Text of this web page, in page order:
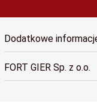
Dodatkowe
FORT GIER Sp. z o.o.